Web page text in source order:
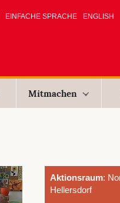
EINFACHE SPRACHE ENGLISH
Mitmachen
Aktionsraum: